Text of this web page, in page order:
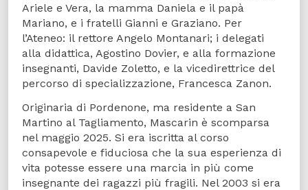
Ariele e Vera, la mamma Daniela e il papà
Mariano, e i fratelli Gianni e Graziano. Per
l’Ateneo: il rettore Angelo Montanari; i delegati
alla didattica, Agostino Dovier, e alla formazione
insegnanti, Davide Zoletto, e la vicedirettrice del
percorso di specializzazione, Francesca Zanon.
Originaria di Pordenone, ma residente a San
Martino al Tagliamento, Mascarin è scomparsa
nel maggio 2025. Si era iscritta al corso
consapevole e fiduciosa che la sua esperienza di
vita potesse essere una marcia in più come
insegnante dei ragazzi più fragili. Nel 2003 si era